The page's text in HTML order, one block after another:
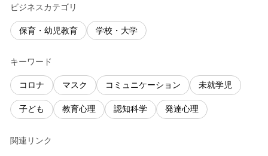
ビジネスカテゴリ
保育・幼児教育 学校・大学
キーワード
コロナ マスク コミュニケーション 未就学児
子ども 教育心理 認知科学 発達心理
関連リンク